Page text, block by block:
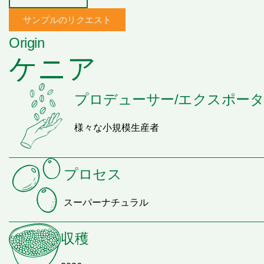
サンプルのリクエスト
Origin
ケニア
プロデューサー/エクスポー
様々な小規模生産者
プロセス
スーパーナチュラル
収穫